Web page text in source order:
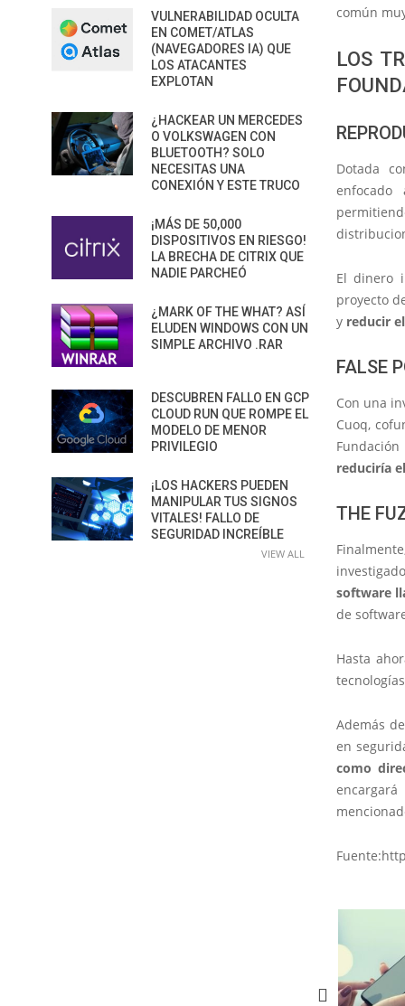
común
LOS
Dotada
enfocado
El dinero
proyecto
y reducir
FALSE
Con una
Cuoq,
reduciría
THE
software
de
Hasta
Además
en
como
VULNERABILIDAD OCULTA
EN COMET/ATLAS
(NAVEGADORES IA) QUE
LOS ATACANTES
EXPLOTAN
¿HACKEAR UN MERCEDES
O VOLKSWAGEN CON
BLUETOOTH? SOLO
NECESITAS UNA
CONEXIÓN Y ESTE TRUCO
¡MÁS DE 50,000
DISPOSITIVOS EN RIESGO!
LA BRECHA DE CITRIX QUE
NADIE PARCHEÓ
¿MARK OF THE WHAT? ASÍ
ELUDEN WINDOWS CON UN
SIMPLE ARCHIVO .RAR
DESCUBREN FALLO EN GCP
CLOUD RUN QUE ROMPE EL
MODELO DE MENOR
PRIVILEGIO
¡LOS HACKERS PUEDEN
MANIPULAR TUS SIGNOS
VITALES! FALLO DE
SEGURIDAD INCREÍBLE
VIEW ALL